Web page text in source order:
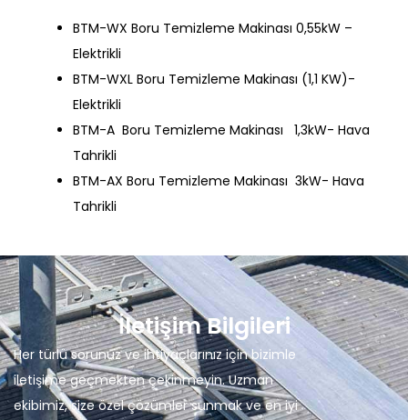
BTM-WX Boru Temizleme Makinası 0,55kW –
Elektrikli
BTM-WXL Boru Temizleme Makinası (1,1 KW)-
Elektrikli
BTM-A Boru Temizleme Makinası 1,3kW- Hava
Tahrikli
BTM-AX Boru Temizleme Makinası 3kW- Hava
Tahrikli
İletişim Bilgileri
Her türlü sorunuz ve ihtiyaçlarınız için bizimle
iletişime geçmekten çekinmeyin. Uzman
ekibimiz, size özel çözümler sunmak ve en iyi